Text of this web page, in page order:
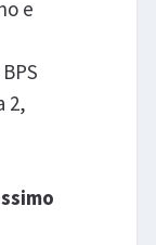
e
2,